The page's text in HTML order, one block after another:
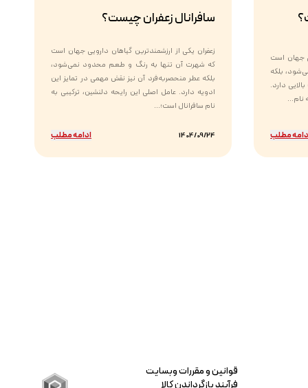
جهان است
بلکه
دارد.
نام...
مطلب
سافرانال زعفران چیست؟
زعفران یکی از ارزشمندترین گیاهان دارویی جهان است
که شهرت آن تنها به رنگ و طعم محدود نمی‌شود،
بلکه عطر منحصربه‌فرد آن نیز نقش مهمی در تمایز این
ادویه دارد. عامل اصلی این رایحه دلنشین، ترکیبی به
نام سافرانال است؛...
1404/09/24 ادامه مطلب
قوانین و مقررات وبسایت
فرآیند بازگرداندن کالا